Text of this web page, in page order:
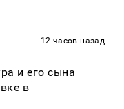
12 часов назад
и его сына
в